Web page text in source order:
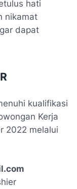
hati
nikamat
dapat
kualifikasi
Kerja
2022 melalui